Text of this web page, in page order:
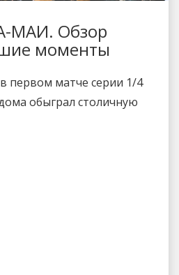
МАИ. Обзор
моменты
первом матче серии 1/4
обыграл столичную